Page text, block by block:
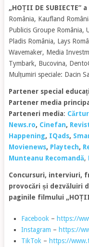
„HOȚII DE
România, Kaufland
Publicis Groupe România,
Pladis România, Lays
Wavemaker, Media
Tymbark, Bucovina,
Mulțumiri speciale: Dacin
Partener special
Partener media
Parteneri media:
News.ro, Cinefan,
Happening, IQads,
Movienews, Playtech,
Munteanu Recomandă,
Concursuri, interviuri,
provocări și dezvăluiri
paginile filmului „HOȚII
Facebook – https://
Instagram – https://
TikTok – https://